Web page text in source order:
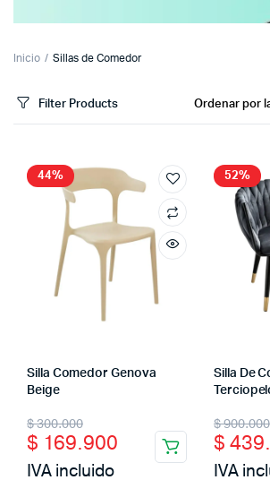
Inicio Sillas de Comedor
Filter Products
44%
Silla Comedor Genova
Beige
$300.000
Original
price
was:
$ 169.900
Current
price
is:
IVA incluido
52%
Silla De
$900.000
Original
price
was:
$
Current
price
is:
IVA